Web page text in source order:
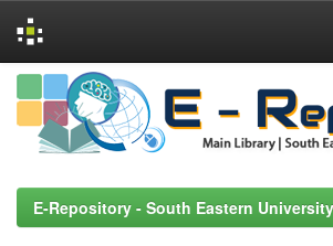
Skip
navigation
E-Repository - South Eastern